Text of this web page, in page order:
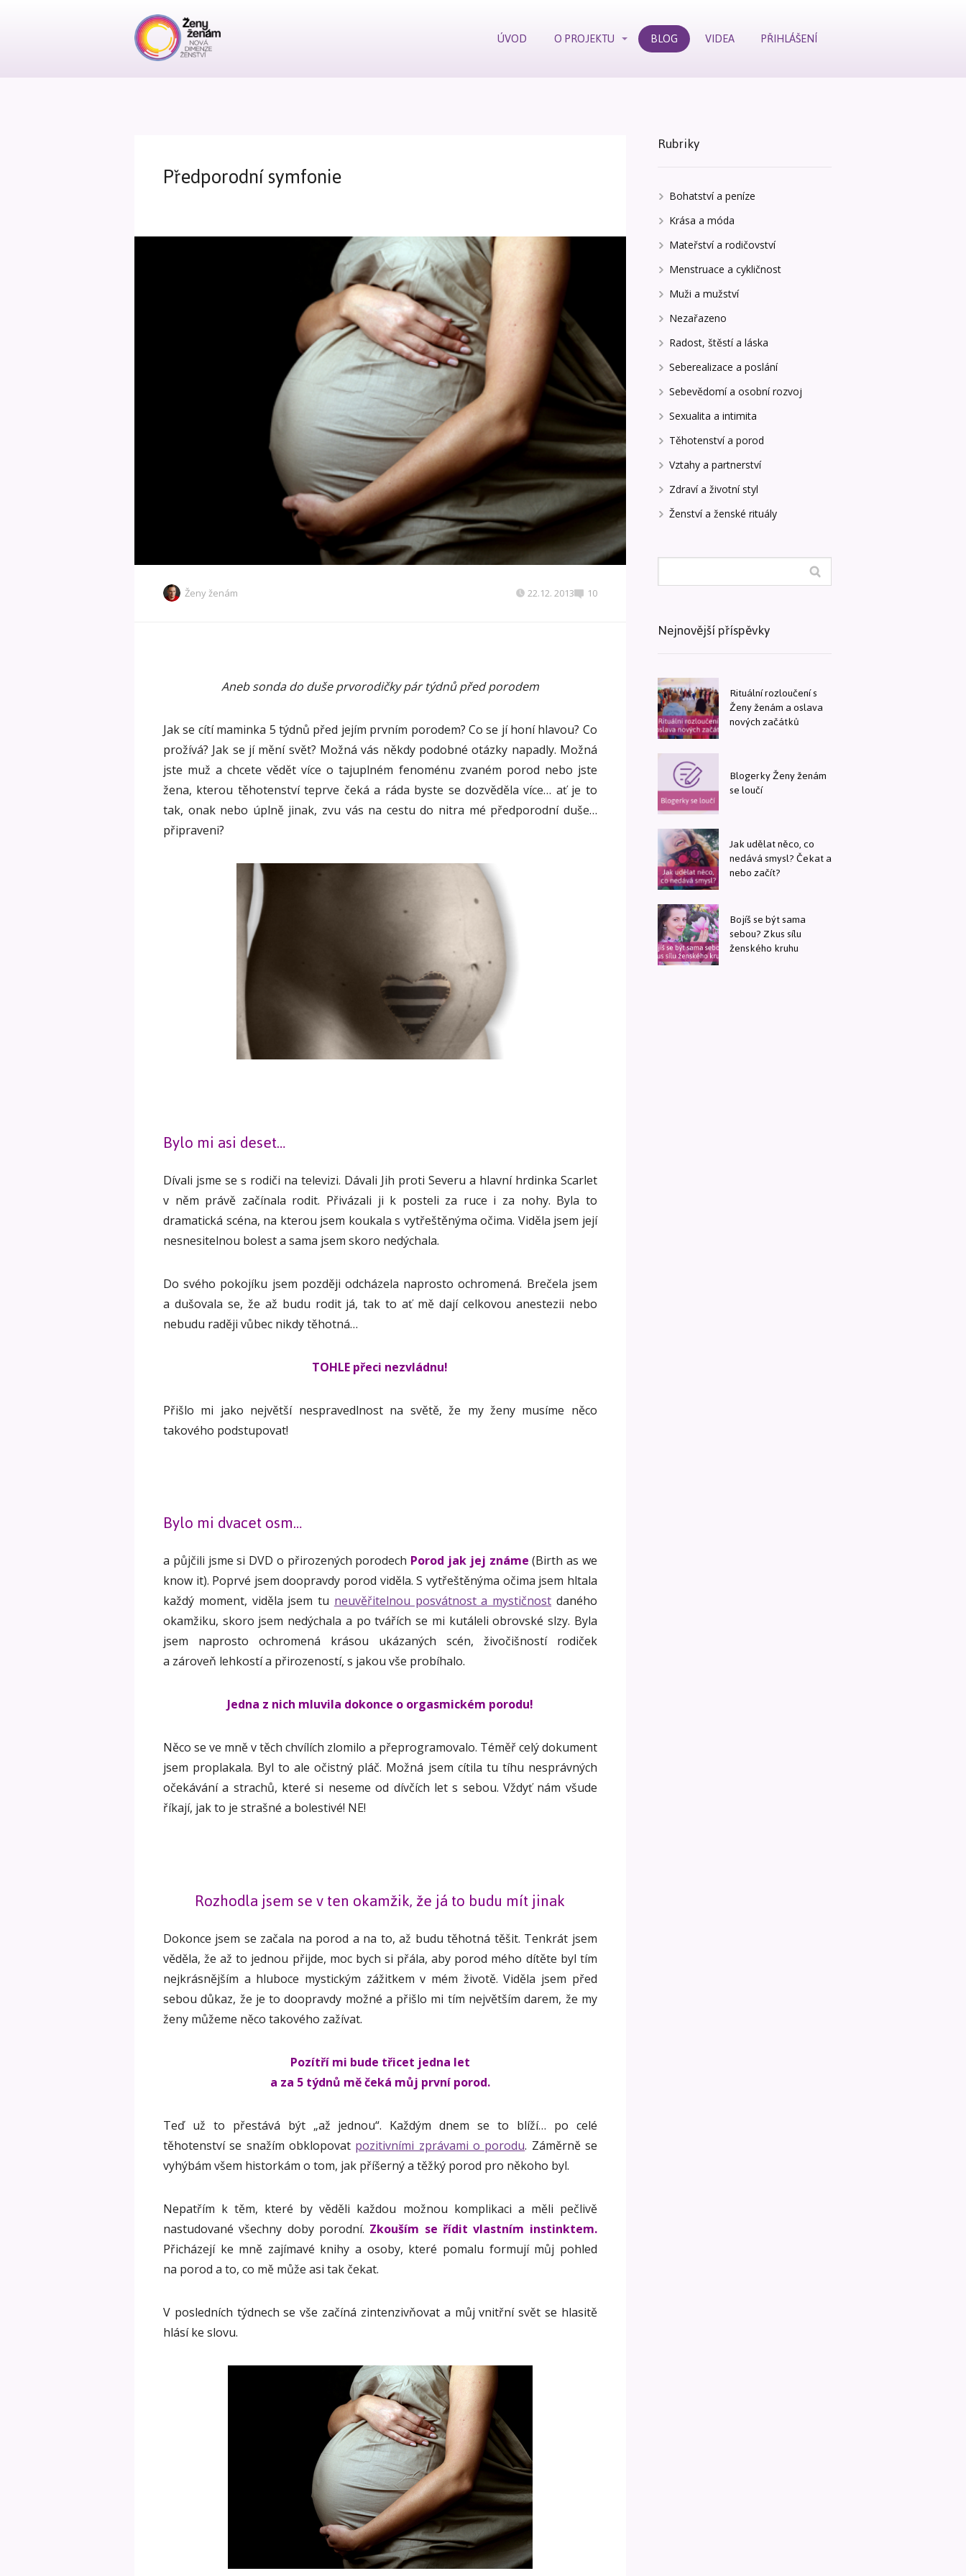
ÚVOD O PROJEKTU BLOG VIDEA PŘIHLÁŠENÍ
Předporodní symfonie
Ženy ženám 22.12. 2013 10
Aneb sonda do duše prvorodičky pár týdnů před porodem
Jak se cítí maminka 5 týdnů před jejím prvním porodem? Co se jí honí hlavou? Co
prožívá? Jak se jí mění svět? Možná vás někdy podobné otázky napadly. Možná
jste muž a chcete vědět více o tajuplném fenoménu zvaném porod nebo jste
žena, kterou těhotenství teprve čeká a ráda byste se dozvěděla více… ať je to
tak, onak nebo úplně jinak, zvu vás na cestu do nitra mé předporodní duše…
připraveni?
Bylo mi asi deset…
Dívali jsme se s rodiči na televizi. Dávali Jih proti Severu a hlavní hrdinka Scarlet
v něm právě začínala rodit. Přivázali ji k posteli za ruce i za nohy. Byla to
dramatická scéna, na kterou jsem koukala s vytřeštěnýma očima. Viděla jsem její
nesnesitelnou bolest a sama jsem skoro nedýchala.
Do svého pokojíku jsem později odcházela naprosto ochromená. Brečela jsem
a dušovala se, že až budu rodit já, tak to ať mě dají celkovou anestezii nebo
nebudu raději vůbec nikdy těhotná…
TOHLE přeci nezvládnu!
Přišlo mi jako největší nespravedlnost na světě, že my ženy musíme něco
takového podstupovat!
Bylo mi dvacet osm…
a půjčili jsme si DVD o přirozených porodech Porod jak jej známe (Birth as we
know it). Poprvé jsem doopravdy porod viděla. S vytřeštěnýma očima jsem hltala
každý moment, viděla jsem tu neuvěřitelnou posvátnost a mystičnost daného
okamžiku, skoro jsem nedýchala a po tvářích se mi kutáleli obrovské slzy. Byla
jsem naprosto ochromená krásou ukázaných scén, živočišností rodiček
a zároveň lehkostí a přirozeností, s jakou vše probíhalo.
Jedna z nich mluvila dokonce o orgasmickém porodu!
Něco se ve mně v těch chvílích zlomilo a přeprogramovalo. Téměř celý dokument
jsem proplakala. Byl to ale očistný pláč. Možná jsem cítila tu tíhu nesprávných
očekávání a strachů, které si neseme od dívčích let s sebou. Vždyť nám všude
říkají, jak to je strašné a bolestivé! NE!
Rozhodla jsem se v ten okamžik, že já to budu mít jinak
Dokonce jsem se začala na porod a na to, až budu těhotná těšit. Tenkrát jsem
věděla, že až to jednou přijde, moc bych si přála, aby porod mého dítěte byl tím
nejkrásnějším a hluboce mystickým zážitkem v mém životě. Viděla jsem před
sebou důkaz, že je to doopravdy možné a přišlo mi tím největším darem, že my
ženy můžeme něco takového zažívat.
Pozítří mi bude třicet jedna let
a za 5 týdnů mě čeká můj první porod.
Teď už to přestává být „až jednou“. Každým dnem se to blíží… po celé
těhotenství se snažím obklopovat pozitivními zprávami o porodu. Záměrně se
vyhýbám všem historkám o tom, jak příšerný a těžký porod pro někoho byl.
Nepatřím k těm, které by věděli každou možnou komplikaci a měli pečlivě
nastudované všechny doby porodní. Zkouším se řídit vlastním instinktem.
Přicházejí ke mně zajímavé knihy a osoby, které pomalu formují můj pohled
na porod a to, co mě může asi tak čekat.
V posledních týdnech se vše začíná zintenzivňovat a můj vnitřní svět se hlasitě
hlásí ke slovu.
Rubriky
Bohatství a peníze
Krása a móda
Mateřství a rodičovství
Menstruace a cykličnost
Muži a mužství
Nezařazeno
Radost, štěstí a láska
Seberealizace a poslání
Sebevědomí a osobní rozvoj
Sexualita a intimita
Těhotenství a porod
Vztahy a partnerství
Zdraví a životní styl
Ženství a ženské rituály
Nejnovější příspěvky
Rituální rozloučení s
Ženy ženám a oslava
nových začátků
Blogerky Ženy ženám
se loučí
Jak udělat něco, co
nedává smysl? Čekat a
nebo začít?
Bojíš se být sama
sebou? Zkus sílu
ženského kruhu